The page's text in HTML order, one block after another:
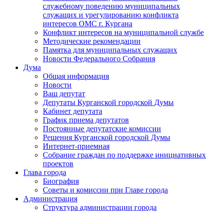
служебному поведению муниципальных
служащих и урегулированию конфликта
интересов ОМС г. Кургана
Конфликт интересов на муниципальной службе
Методические рекомендации
Памятка для муниципальных служащих
Новости Федерального Cобрания
Дума
Общая информация
Новости
Ваш депутат
Депутаты Курганской городской Думы
Кабинет депутата
График приема депутатов
Постоянные депутатские комиссии
Решения Курганской городской Думы
Интернет-приемная
Собрание граждан по поддержке инициативных
проектов
Глава города
Биография
Советы и комиссии при Главе города
Администрация
Структура администрации города